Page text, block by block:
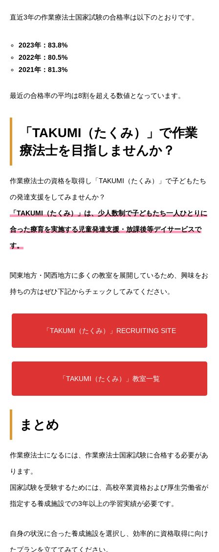
直近3年の作業療法士国家試験の合格率は以下のとおりです。
2023年：83.8%
2022年：80.5%
2021年：81.3%
最近の合格率の平均は8割を超える数値となっています。
「TAKUMI（たくみ）」で作業
療法士を目指しませんか？
作業療法士の資格を取得し「TAKUMI（たくみ）」で子どもたち
の発達支援をしてみませんか？
「TAKUMI（たくみ）」は、少人数制で子どもたち一人ひとりに
合った療育を実施する児童発達支援・放課後等デイサービスで
す。
関東地方・関西地方に多くの教室を展開しているため、興味をお
持ちの方はぜひ下記からチェックしてみてください。
「TAKUMI（たくみ）」RECRUITING SITE
「TAKUMI（たくみ）」教室一覧
まとめ
作業療法士になるには、作業療法士国家試験に合格する必要があ
ります。
国家試験を受験するためには、高校卒業資格および厚生労働省が
指定する養成施設での3年以上の学習実績が必要です。
自身の状況に合った養成施設を選択し、効率的に資格取得に向け
たプランを立ててみてください。